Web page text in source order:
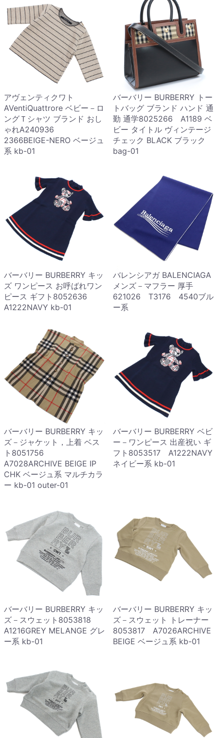
アヴェンティクワト
AVentiQuattrore ベビー－ロ
ングＴシャツ ブランド おし
ゃれA240936
2366BEIGE-NERO ベージュ
系 kb-01
バーバリー BURBERRY トー
トバッグ ブランド ハンド 通
勤 通学8025266 A1189 ベ
ビー タイトル ヴィンテージ
チェック BLACK ブラック
bag-01
バーバリー BURBERRY キッ
ズ ワンピース お呼ばれワン
ピース ギフト8052636
A1222NAVY kb-01
バレンシアガ BALENCIAGA
メンズ－マフラー 厚手
621026 T3176 4540ブル
ー系
バーバリー BURBERRY キッ
ズ－ジャケット，上着 ベス
ト8051756
A7028ARCHIVE BEIGE IP
CHK ベージュ系 マルチカラ
ー kb-01 outer-01
バーバリー BURBERRY ベビ
ー－ワンピース 出産祝い ギ
フト8053517 A1222NAVY
ネイビー系 kb-01
バーバリー BURBERRY キッ
ズ－スウェット8053818
A1216GREY MELANGE グレ
ー系 kb-01
バーバリー BURBERRY キッ
ズ－スウェット トレーナー
8053817 A7026ARCHIVE
BEIGE ベージュ系 kb-01